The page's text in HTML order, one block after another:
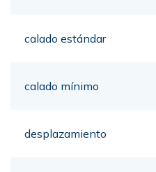
calado estándar
calado mínimo
desplazamiento